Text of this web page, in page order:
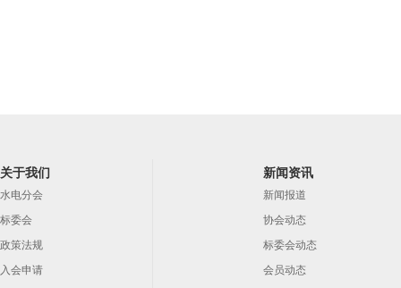
关于我们
水电分会
标委会
政策法规
入会申请
新闻资讯
新闻报道
协会动态
标委会动态
会员动态